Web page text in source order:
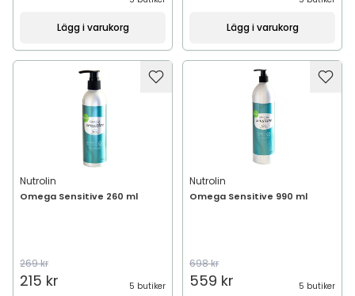
Lägg i varukorg Lägg i varukorg
Nutrolin
Omega Sensitive 260 ml
269 kr
215 kr 5 butiker
Nutrolin
Omega Sensitive 990 ml
698 kr
559 kr 5 butiker